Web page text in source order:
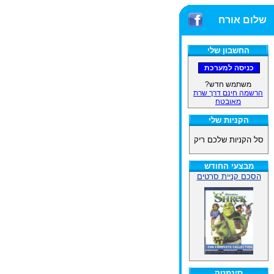
שלום אורח
החשבון שלי
משתמש חדש?
הרשמה חינם דרך שרת
מאובטח
הקניות שלי
סל הקניות שלכם ריק
מבצעי החודש
הסכם קניית סרטים